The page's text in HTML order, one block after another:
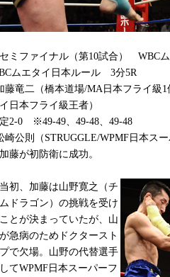
ミファイナル（第10試合） WBC
ムエタイ日本ルール 3分5R
藤竜二（橋本道場/MA日本フライ級
日本フライ級王者）
2-0 ※49-49、49-48、49-48
崎公則（STRUGGLE/WPMF日本ス
藤が初防衛に成功。
初、加藤は山野寛之（チ
ドラゴン）の挑戦を受け
とが決まっていたが、山
急病のためドクタースト
で欠場。山野の代替選手
てWPMF日本スーパーフ